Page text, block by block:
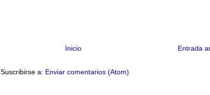
Entrada
Inicio
Suscribirse a: Enviar comentarios (Atom)